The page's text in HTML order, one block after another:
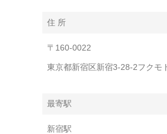
住 所
〒160-0022
東京都新宿区新宿3-28-2フクモ
最寄駅
新宿駅